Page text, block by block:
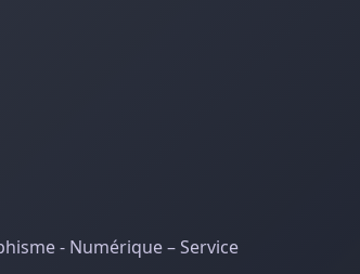
- Numérique – Service